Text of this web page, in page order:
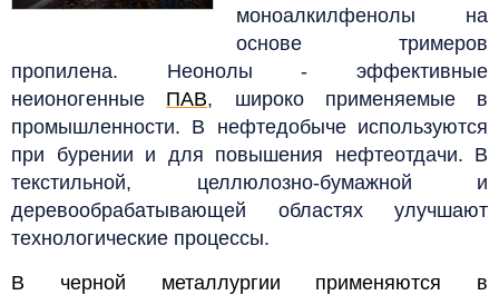
моноалкилфенолы на
основе тримеров
пропилена. Неонолы - эффективные
неионогенные ПАВ, широко применяемые в
промышленности. В нефтедобыче используются
при бурении и для повышения нефтеотдачи. В
текстильной, целлюлозно-бумажной и
деревообрабатывающей областях улучшают
технологические процессы.
В черной металлургии применяются в